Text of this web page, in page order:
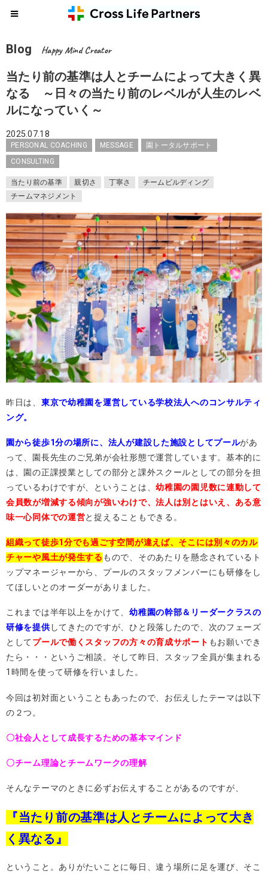
Blog Happy Mind Creator
当たり前の基準は人とチームによって大きく異
なる ～日々の当たり前のレベルが人生のレベ
ルになっていく～
2025.07.18
PERSONAL COACHING MESSAGE
園トータルサポート
CONSULTING
当たり前の基準 親切さ 丁寧さ
チームビルディング
チームマネジメント
昨日は、 東京で幼稚園を運営している学校法人へのコンサルティ
ング。
園から徒歩1分の場所に、法人が建設した施設としてプールがあ
って、園長先生のご兄弟が会社形態で運営しています。基本的に
は、園の正課授業としての部分と課外スクールとしての部分を担
っているわけですが、ということは、幼稚園の園児数に連動して
会員数が増減する傾向が強いわけで、法人は別とはいえ、ある意
味一心同体での運営と捉えることもできる。
組織って徒歩1分でも過ごす空間が違えば、そこには別々のカル
チャーや風土が発生する もので、そのあたりを懸念されているト
ップマネージャーから、プールのスタッフメンバーにも研修をし
てほしいとのオーダーがありました。
これまでは半年以上をかけて、幼稚園の幹部＆リーダークラスの
研修を提供してきたのですが、ひと段落したので、次のフェーズ
としてプールで働くスタッフの方々の育成サポート もお願いでき
たら・・・というご相談。そして昨日、スタッフ全員が集まれる
1時間を使って研修を行いました。
今回は初対面ということもあったので、お伝えしたテーマは以下
の２つ。
〇社会人として成長するための基本マインド
〇チーム理論とチームワークの理解
そんなテーマのときに必ずお伝えすることがあるのですが、
『当たり前の基準は人とチームによって大き
く異なる』
ということ。ありがたいことに毎日、違う場所に足を運び、そこ